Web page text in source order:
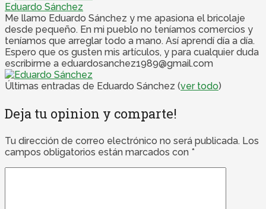
Eduardo Sánchez
Me llamo Eduardo Sánchez y me apasiona el bricolaje
desde pequeño. En mi pueblo no teníamos comercios y
teníamos que arreglar todo a mano. Así aprendí día a día.
Espero que os gusten mis artículos, y para cualquier duda
escribirme a eduardosanchez1989@gmail.com
Últimas entradas de Eduardo Sánchez (ver todo)
Deja tu opinion y comparte!
Tu dirección de correo electrónico no será publicada. Los
campos obligatorios están marcados con *